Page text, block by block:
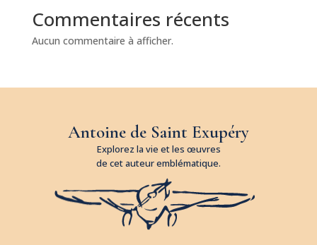
Commentaires récents
Aucun commentaire à afficher.
Antoine de Saint Exupéry
Explorez la vie et les œuvres
de cet auteur emblématique.